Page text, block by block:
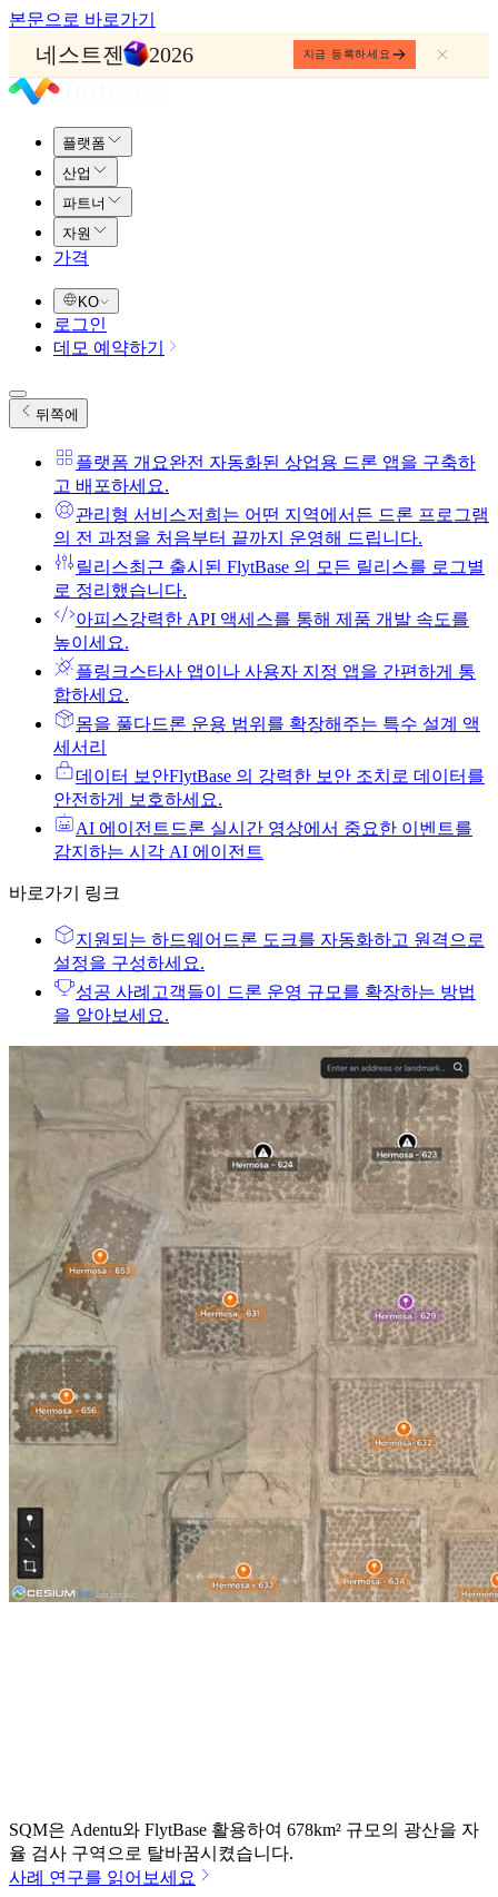
본문으로 바로가기
네스트젠 2026 지금 등록하세요
플랫폼
산업
파트너
자원
가격
KO
로그인
데모 예약하기
뒤쪽에
플랫폼 개요완전 자동화된 상업용 드론 앱을 구축하
고 배포하세요.
관리형 서비스저희는 어떤 지역에서든 드론 프로그램
의 전 과정을 처음부터 끝까지 운영해 드립니다.
릴리스최근 출시된 FlytBase 의 모든 릴리스를 로그별
로 정리했습니다.
아피스강력한 API 액세스를 통해 제품 개발 속도를
높이세요.
플링크스타사 앱이나 사용자 지정 앱을 간편하게 통
합하세요.
몸을 풀다드론 운용 범위를 확장해주는 특수 설계 액
세서리
데이터 보안FlytBase 의 강력한 보안 조치로 데이터를
안전하게 보호하세요.
AI 에이전트 드론 실시간 영상에서 중요한 이벤트를
감지하는 시각 AI 에이전트
바로가기 링크
지원되는 하드웨어 드론 도크를 자동화하고 원격으로
설정을 구성하세요.
성공 사례 고객들이 드론 운영 규모를 확장하는 방법
을 알아보세요.
SQM은 Adentu와 FlytBase 활용하여 678km² 규모의 광산을 자
율 검사 구역으로 탈바꿈시켰습니다.
사례 연구를 읽어보세요